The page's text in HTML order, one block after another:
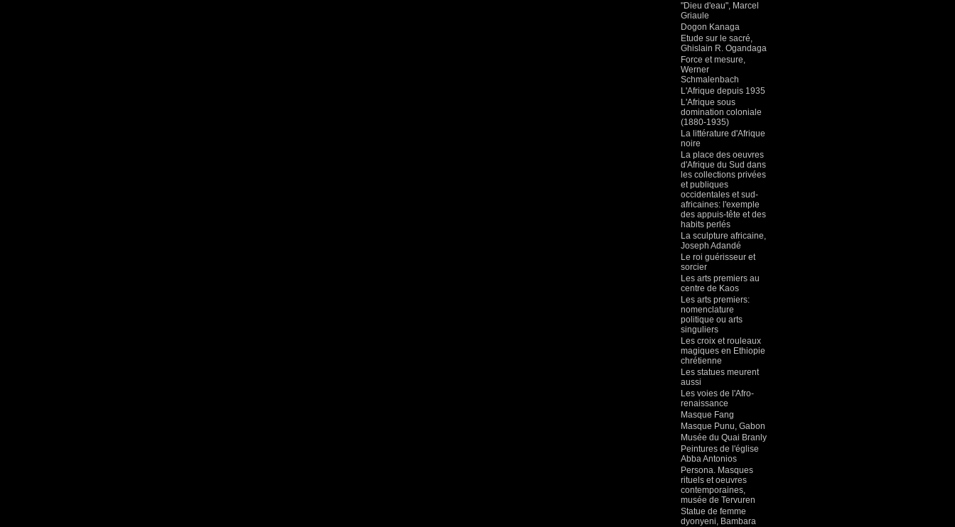
"Dieu d'eau", Marcel
Griaule
Dogon Kanaga
Etude sur le sacré,
Ghislain R. Ogandaga
Force et mesure,
Werner
Schmalenbach
L'Afrique depuis 1935
L'Afrique sous
domination coloniale
(1880-1935)
La littérature d'Afrique
noire
La place des oeuvres
d'Afrique du Sud dans
les collections privées
et publiques
occidentales et sud-
africaines: l'exemple
des appuis-tête et des
habits perlés
La sculpture africaine,
Joseph Adandé
Le roi guérisseur et
sorcier
Les arts premiers au
centre de Kaos
Les arts premiers:
nomenclature
politique ou arts
singuliers
Les croix et rouleaux
magiques en Ethiopie
chrétienne
Les statues meurent
aussi
Les voies de l'Afro-
renaissance
Masque Fang
Masque Punu, Gabon
Musée du Quai Branly
Peintures de l'église
Abba Antonios
Persona. Masques
rituels et oeuvres
contemporaines,
musée de Tervuren
Statue de femme
dyonyeni, Bambara